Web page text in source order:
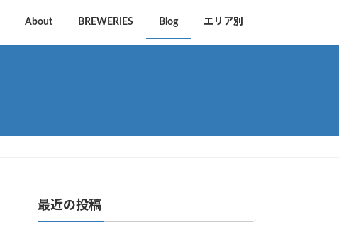
About BREWERIES Blog エリア別
最近の投稿